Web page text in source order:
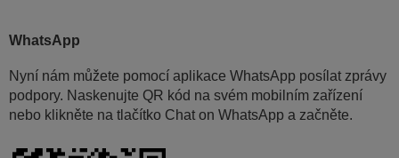
WhatsApp
Nyní nám můžete pomocí aplikace WhatsApp posílat zprávy
podpory. Naskenujte QR kód na svém mobilním zařízení
nebo klikněte na tlačítko Chat on WhatsApp a začněte.